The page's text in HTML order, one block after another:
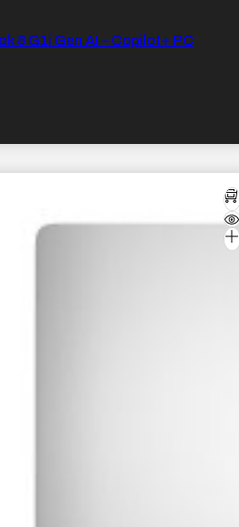
8 G1i Gen AI – Copilot+ PC